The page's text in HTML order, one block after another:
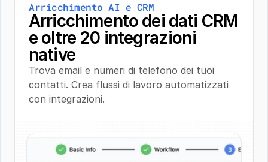
Arricchimento AI e CRM
Arricchimento dei dati CRM
e oltre 20 integrazioni
native
Trova email e numeri di telefono dei tuoi
contatti. Crea flussi di lavoro automatizzati
con integrazioni.